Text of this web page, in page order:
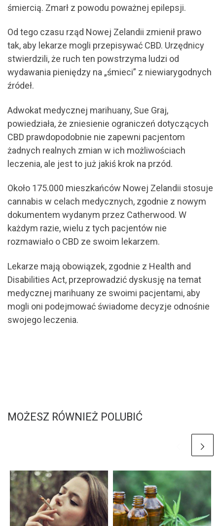
śmiercią. Zmarł z powodu poważnej epilepsji.
Od tego czasu rząd Nowej Zelandii zmienił prawo
tak, aby lekarze mogli przepisywać CBD. Urzędnicy
stwierdzili, że ruch ten powstrzyma ludzi od
wydawania pieniędzy na „śmieci” z niewiarygodnych
źródeł.
Adwokat medycznej marihuany, Sue Graj,
powiedziała, że zniesienie ograniczeń dotyczących
CBD prawdopodobnie nie zapewni pacjentom
żadnych realnych zmian w ich możliwościach
leczenia, ale jest to już jakiś krok na przód.
Około 175.000 mieszkańców Nowej Zelandii stosuje
cannabis w celach medycznych, zgodnie z nowym
dokumentem wydanym przez Catherwood. W
każdym razie, wielu z tych pacjentów nie
rozmawiało o CBD ze swoim lekarzem.
Lekarze mają obowiązek, zgodnie z Health and
Disabilities Act, przeprowadzić dyskusję na temat
medycznej marihuany ze swoimi pacjentami, aby
mogli oni podejmować świadome decyzje odnośnie
swojego leczenia.
MOŻESZ RÓWNIEŻ POLUBIĆ